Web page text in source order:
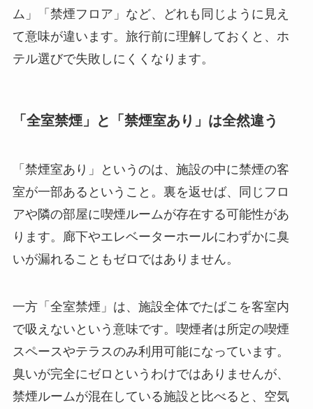
ム」「禁煙フロア」など、どれも同じように見え
て意味が違います。旅行前に理解しておくと、ホ
テル選びで失敗しにくくなります。
「全室禁煙」と「禁煙室あり」は全然違う
「禁煙室あり」というのは、施設の中に禁煙の客
室が一部あるということ。裏を返せば、同じフロ
アや隣の部屋に喫煙ルームが存在する可能性があ
ります。廊下やエレベーターホールにわずかに臭
いが漏れることもゼロではありません。
一方「全室禁煙」は、施設全体でたばこを客室内
で吸えないという意味です。喫煙者は所定の喫煙
スペースやテラスのみ利用可能になっています。
臭いが完全にゼロというわけではありませんが、
禁煙ルームが混在している施設と比べると、空気